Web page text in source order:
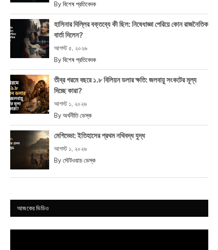
By বিশেষ প্রতিবেদক
হাসিনার দিল্লির বক্তব্যে কী ছিল: নিষেধাজ্ঞা পেরিয়ে কোন রাজনৈতিক
বার্তা দিলেন?
আগস্ট ৫, ২০২৬
By বিশেষ প্রতিবেদক
তীব্র গরমে বছরে ১.৮ বিলিয়ন ডলার ক্ষতি: জলবায়ু সংকটের মূল্য
দিচ্ছে কারা?
আগস্ট ১, ২০২৬
By অর্থনীতি ডেস্ক
মেগিড্ডো: ইতিহাসের প্রথম নথিবদ্ধ যুদ্ধ
আগস্ট ১, ২০২৬
By স্টেটওয়াচ ডেস্ক
আজকের ভিডিও